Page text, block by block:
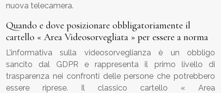
nuova telecamera.
Quando e dove posizionare obbligatoriamente il
cartello « Area Videosorvegliata » per essere a norma
L’informativa sulla videosorveglianza è un obbligo
sancito dal GDPR e rappresenta il primo livello di
trasparenza nei confronti delle persone che potrebbero
essere riprese. Il classico cartello « Area